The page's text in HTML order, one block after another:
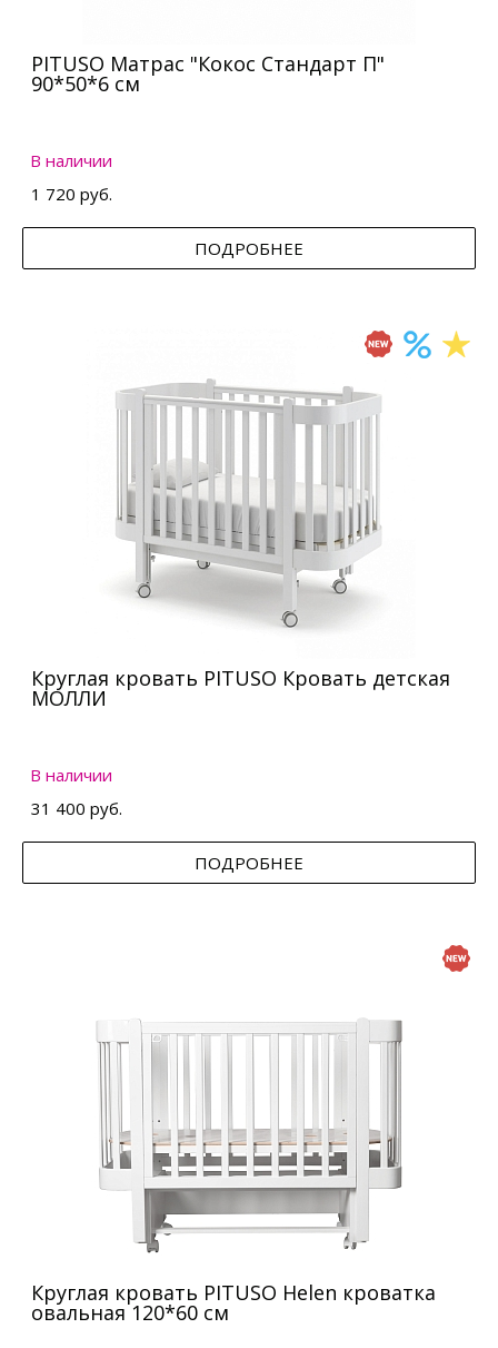
PITUSO Матрас "Кокос Стандарт П"
90*50*6 см
В наличии
1 720 руб.
ПОДРОБНЕЕ
Круглая кровать PITUSO Кровать детская
МОЛЛИ
В наличии
31 400 руб.
ПОДРОБНЕЕ
Круглая кровать PITUSO Helen кроватка
овальная 120*60 см